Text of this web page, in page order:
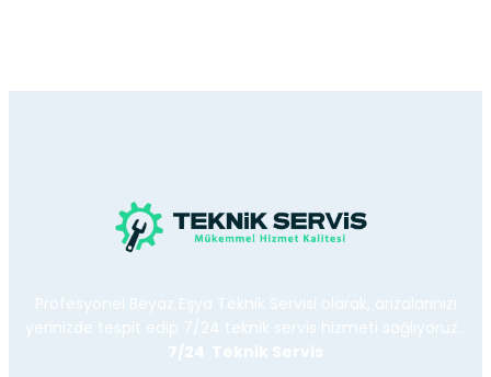
Profesyonel Beyaz Eşya Teknik Servisi olarak, arızalarınızı
yerinizde tespit edip 7/24 teknik servis hizmeti sağlıyoruz.
7/24 Teknik Servis